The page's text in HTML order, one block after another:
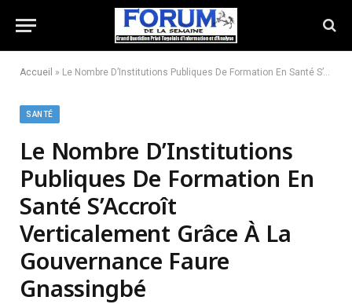
Accueil » Le Nombre D’Institutions Publiques De Formation En Santé S’Accroît Verticalement Grâce À La Gouvernance Faure Gnassingbé
SANTÉ
Le Nombre D’Institutions
Publiques De Formation En
Santé S’Accroît
Verticalement Grâce À La
Gouvernance Faure
Gnassingbé